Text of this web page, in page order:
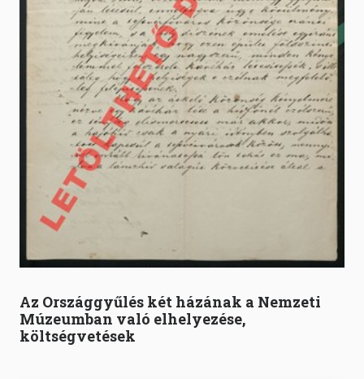
Az Országgyűlés két házának a Nemzeti
Múzeumban való elhelyezése,
költségvetések